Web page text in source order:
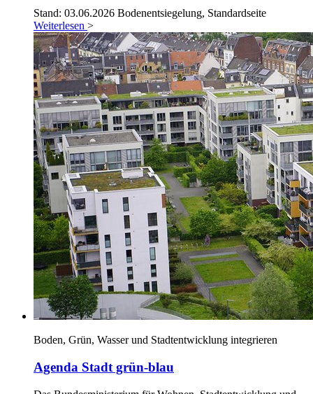
Stand: 03.06.2026 Bodenentsiegelung, Standardseite
Weiterlesen >
Boden, Grün, Wasser und Stadtentwicklung integrieren
Agenda Stadt grün-blau